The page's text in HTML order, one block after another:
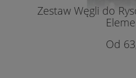
Zestaw Węgli do